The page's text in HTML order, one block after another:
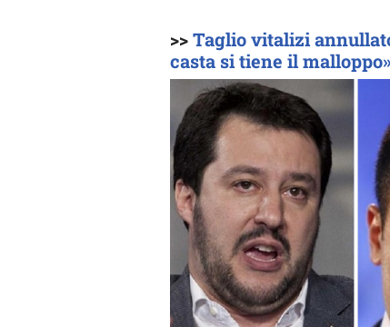
>>Taglio vitalizi
casta si tiene il malloppo»